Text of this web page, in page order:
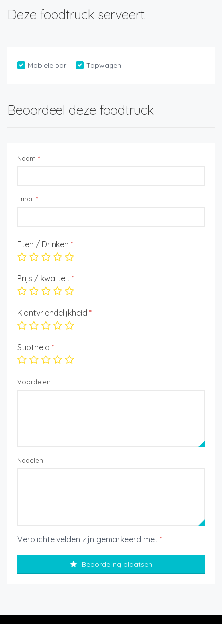
Deze foodtruck serveert:
Mobiele bar Tapwagen
Beoordeel deze foodtruck
Naam *
Email *
Eten / Drinken *
Prijs / kwaliteit *
Klantvriendelijkheid *
Stiptheid *
Voordelen
Nadelen
Verplichte velden zijn gemarkeerd met *
Beoordeling plaatsen